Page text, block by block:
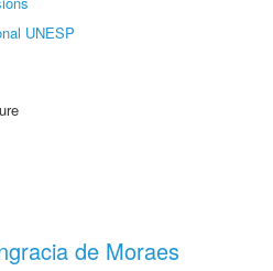
UNESP
de Moraes